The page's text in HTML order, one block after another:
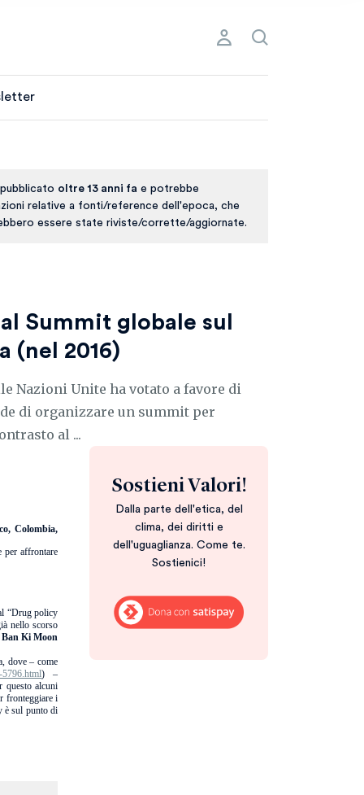
oltre 13 anni fa e potrebbe
relative a fonti/reference dell'epoca, che
essere state riviste/corrette/aggiornate.
Summit globale sul
(nel 2016)
Nazioni Unite ha votato a favore di
di organizzare un summit per
al ...
Colombia,
per affrontare
“Drug policy
nello scorso
Ban Ki Moon
dove – come
5796.html) –
questo alcuni
fronteggiare i
è sul punto di
Sostieni Valori!
Dalla parte dell'etica, del
clima, dei diritti e
dell'uguaglianza. Come te.
Sostienici!